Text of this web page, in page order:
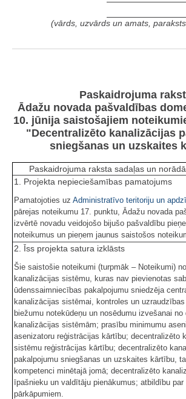
(vārds, uzvārds un amats,
Paskaidrojuma
Ādažu novada pašvaldības
10. jūnija saistošajiem
"Decentralizēto kanalizācijas
sniegšanas un uzskaites
Paskaidrojuma raksta sadaļas un
1. Projekta nepieciešamības pamatojums
Pamatojoties uz Administratīvo teritoriju un
pārejas noteikumu 17. punktu, Ādažu novada
izvērtē novadu veidojošo bijušo pašvaldību
noteikumus un pieņem jaunus saistošos
2. Īss projekta satura izklāsts
Šie saistošie noteikumi (turpmāk – Noteikumi)
kanalizācijas sistēmu, kuras nav pievienotas
ūdenssaimniecības pakalpojumu sniedzēja
kanalizācijas sistēmai, kontroles un
biežumu notekūdeņu un nosēdumu izvešanai no
kanalizācijas sistēmām; prasību minimumu
asenizatoru reģistrācijas kārtību; decentralizēto
sistēmu reģistrācijas kārtību; decentralizēto
pakalpojumu sniegšanas un uzskaites kārtību,
kompetenci minētajā jomā; decentralizēto
īpašnieku un valdītāju pienākumus; atbildību
pārkāpumiem.